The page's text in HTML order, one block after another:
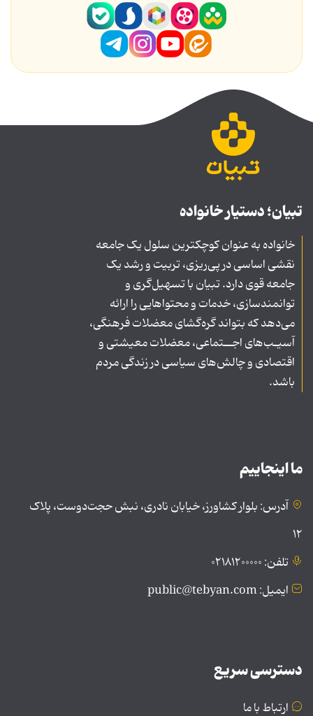
تبیان؛ دستیار خانواده
خانواده به عنوان کوچکترین سلول یک جامعه
نقشی اساسی در پی‌ریزی، تربیت و رشد یک
جامعه قوی دارد. تبیان با تسهیل‌گری و
توانمندسازی، خدمات و محتواهایی را ارائه
می‌دهد که بتواند گره‌گشای معضلات فرهنگی،
آسیـب‌های اجــتماعی، معضلات معیشتی و
اقتصادی و چالش‌های سیاسی در زندگی مردم
باشد.
ما اینجاییم
آدرس: بلوار کشاورز، خیابان نادری، نبش حجت‌دوست، پلاک
۱۲
تلفن: ۰۲۱۸۱۲۰۰۰۰۰
ایمیل: public@tebyan.com
دسترسی سریع
ارتباط با ما